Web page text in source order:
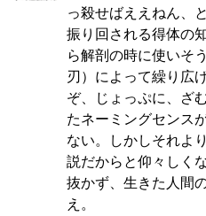
っ殺せばええねん、
振り回される得体の
ら解剖の時に使いそ
刃）によって繰り広
ぞ、じょっぷに、ざ
たネーミングセンス
ない。しかしそれよ
説だからと仰々しく
抜かず、生きた人間
え。